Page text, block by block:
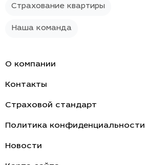
Страхование квартиры
Наша команда
О компании
Контакты
Страховой стандарт
Политика конфиденциальности
Новости